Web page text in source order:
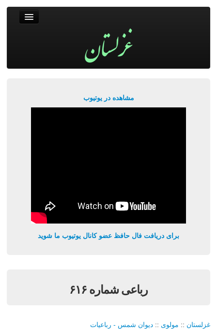
مشاهده در یوتیوب
برای دریافت فال حافظ عضو کانال یوتیوب ما شوید
رباعی شماره ۶۱۶
غزلستان :: مولوی :: دیوان شمس - رباعیات